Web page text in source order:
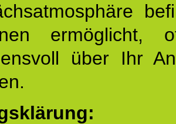
ermöglicht,
über Ihr